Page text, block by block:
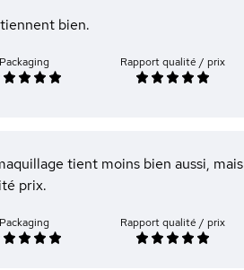
bien.
Packaging Rapport qualité / prix
tient moins bien aussi, mais
prix.
Packaging Rapport qualité / prix